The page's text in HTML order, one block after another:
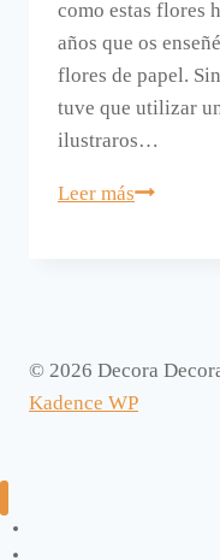
como estas flores
años que os
flores de papel.
tuve que utilizar
ilustraros…
Leer másVídeo.
© 2026 Decora
Kadence WP